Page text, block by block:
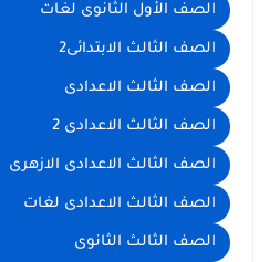
الصف الأول الثانوى لغات
الصف الثالث الابتدائى2
الصف الثالث الاعدادى
الصف الثالث الاعدادى 2
الصف الثالث الاعدادى الازهرى
الصف الثالث الاعدادى لغات
الصف الثالث الثانوى